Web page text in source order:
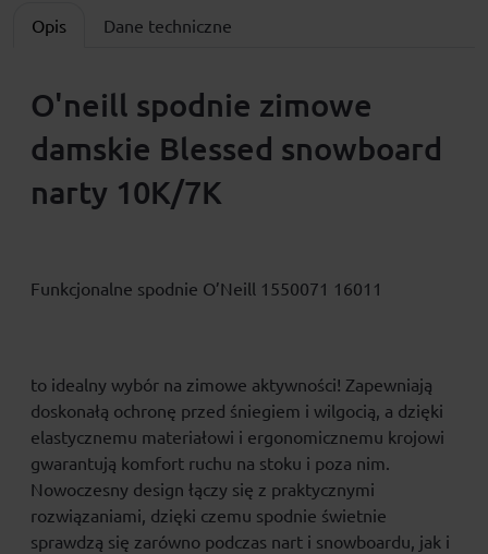
Opis Dane techniczne
O'neill spodnie zimowe
damskie Blessed snowboard
narty 10K/7K
Funkcjonalne spodnie O’Neill 1550071 16011
to idealny wybór na zimowe aktywności! Zapewniają
doskonałą ochronę przed śniegiem i wilgocią, a dzięki
elastycznemu materiałowi i ergonomicznemu krojowi
gwarantują komfort ruchu na stoku i poza nim.
Nowoczesny design łączy się z praktycznymi
rozwiązaniami, dzięki czemu spodnie świetnie
sprawdzą się zarówno podczas nart i snowboardu, jak i